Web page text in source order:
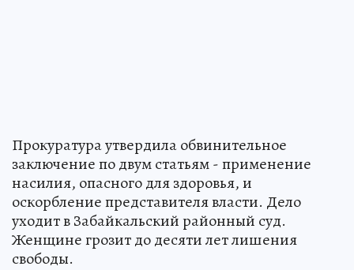
Прокуратура утвердила обвинительное
заключение по двум статьям - применение
насилия, опасного для здоровья, и
оскорбление представителя власти. Дело
уходит в Забайкальский районный суд.
Женщине грозит до десяти лет лишения
свободы.